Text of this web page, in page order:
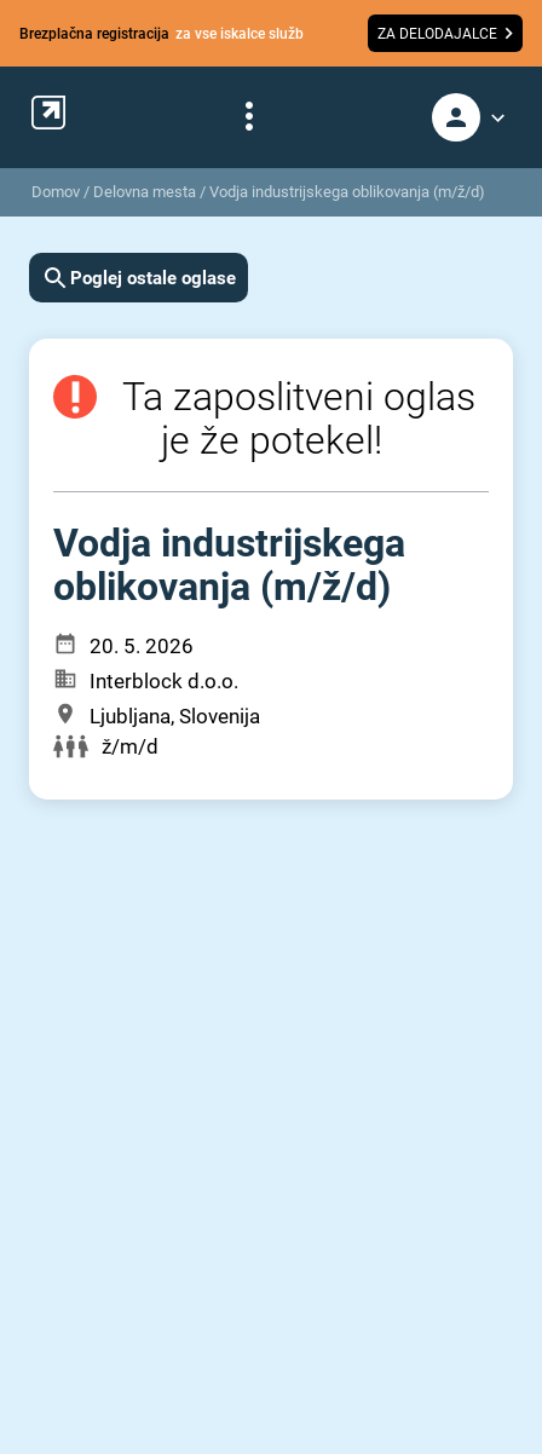
Brezplačna registracija za vse iskalce služb ZA DELODAJALCE
Domov / Delovna mesta / Vodja industrijskega oblikovanja (m/ž/d)
Poglej ostale oglase
Ta zaposlitveni oglas
je že potekel!
Vodja industrijskega
oblikovanja (m⁠/⁠ž⁠/⁠d)
20. 5. 2026
Interblock d.o.o.
Ljubljana, Slovenija
ž/m/d